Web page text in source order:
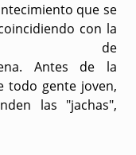
que se
con la
de
Antes de la
todo gente joven,
las "jachas",